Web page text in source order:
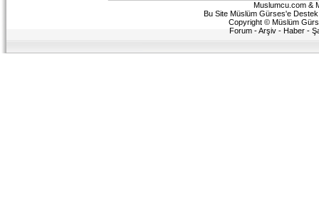
Muslumcu.com &
Bu Site Müslüm Gürses'e Destek
Copyright © Müslüm
Forum -Arşiv -Haber -